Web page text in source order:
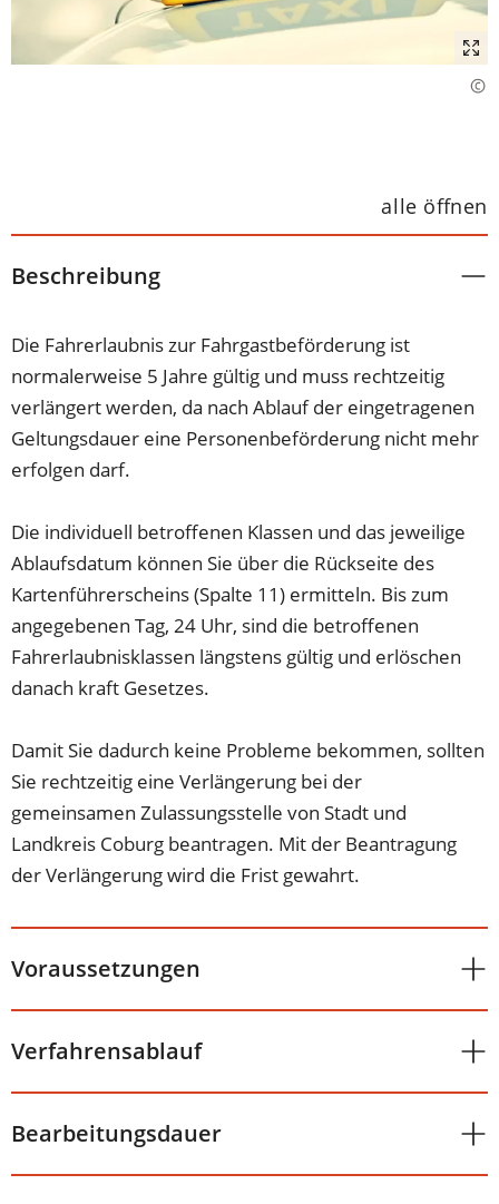
alle öffnen
Beschreibung
Die Fahrerlaubnis zur Fahrgastbeförderung ist
normalerweise 5 Jahre gültig und muss rechtzeitig
verlängert werden, da nach Ablauf der eingetragenen
Geltungsdauer eine Personenbeförderung nicht mehr
erfolgen darf.
Die individuell betroffenen Klassen und das jeweilige
Ablaufsdatum können Sie über die Rückseite des
Kartenführerscheins (Spalte 11) ermitteln. Bis zum
angegebenen Tag, 24 Uhr, sind die betroffenen
Fahrerlaubnisklassen längstens gültig und erlöschen
danach kraft Gesetzes.
Damit Sie dadurch keine Probleme bekommen, sollten
Sie rechtzeitig eine Verlängerung bei der
gemeinsamen Zulassungsstelle von Stadt und
Landkreis Coburg beantragen. Mit der Beantragung
der Verlängerung wird die Frist gewahrt.
Voraussetzungen
Verfahrensablauf
Bearbeitungsdauer